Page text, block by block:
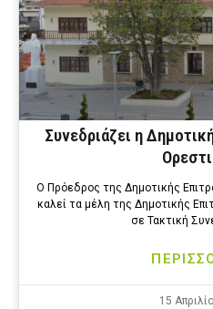
Συνεδριάζει η
Ο Πρόεδρος της Δημοτικής
καλεί τα μέλη της Δημοτικής
σε Τακτική
15